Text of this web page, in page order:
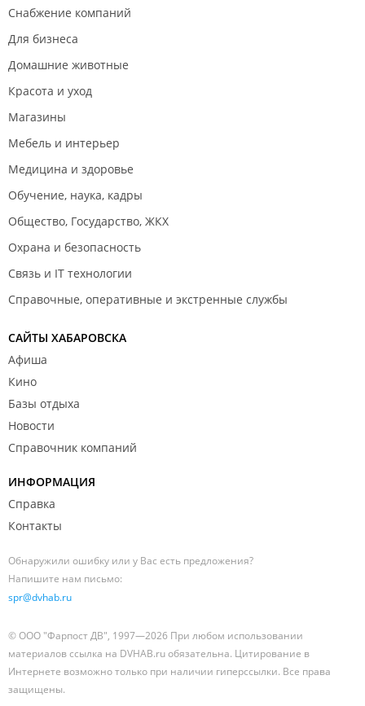
Снабжение компаний
Для бизнеса
Домашние животные
Красота и уход
Магазины
Мебель и интерьер
Медицина и здоровье
Обучение, наука, кадры
Общество, Государство, ЖКХ
Охрана и безопасность
Связь и IT технологии
Справочные, оперативные и экстренные службы
САЙТЫ ХАБАРОВСКА
Афиша
Кино
Базы отдыха
Новости
Справочник компаний
ИНФОРМАЦИЯ
Справка
Контакты
Обнаружили ошибку или у Вас есть предложения?
Напишите нам письмо:
spr@dvhab.ru
© ООО "Фарпост ДВ", 1997—2026 При любом использовании
материалов ссылка на DVHAB.ru обязательна. Цитирование в
Интернете возможно только при наличии гиперссылки. Все права
защищены.